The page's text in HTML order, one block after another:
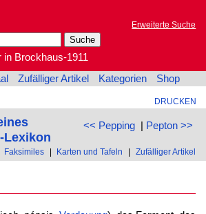
Erweiterte Suche
in Brockhaus-1911
Zufälliger Artikel Kategorien Shop
DRUCKEN
<< Pepping| Pepton >>
Lexikon
Faksimiles Karten und Tafeln Zufälliger Artikel